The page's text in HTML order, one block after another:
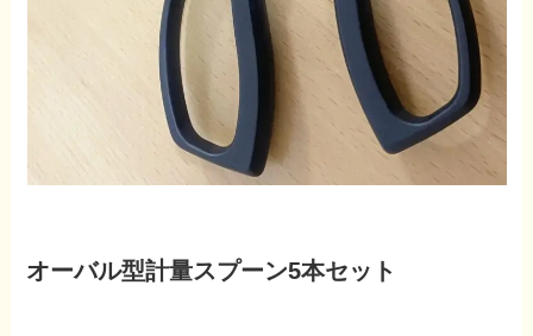
オーバル型計量スプーン5本セット